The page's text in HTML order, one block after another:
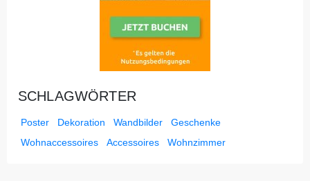
SCHLAGWÖRTER
Poster Dekoration Wandbilder
Geschenke
Wohnaccessoires
Accessoires Wohnzimmer